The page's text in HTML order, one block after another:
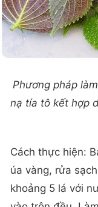
Phương pháp
nạ tía tô kết hợp
Cách thực hiện:
úa vàng, rửa
khoảng 5 lá với